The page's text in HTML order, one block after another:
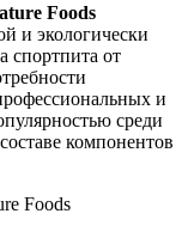
Foods
и экологически
спортпита от
и
среди
компонентов
Foods